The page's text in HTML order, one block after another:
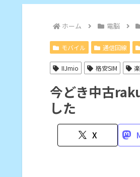
ホーム 電脳
モバイル 通信回線
IIJmio 格安SIM
今どき中古
した
X